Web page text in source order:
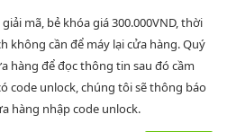
mã, bẻ khóa giá 300.000VND, thời
không cần để máy lại cửa hàng. Quý
hàng để đọc thông tin sau đó cầm
code unlock, chúng tôi sẽ thông báo
hàng nhập code unlock.